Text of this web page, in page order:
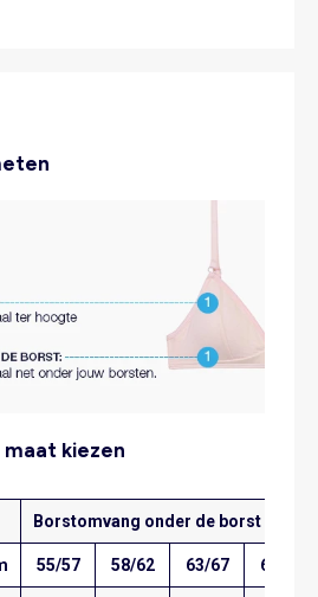
kiezen
Borstomvang onder de borst in cm
55/57 58/62 63/67 68/72